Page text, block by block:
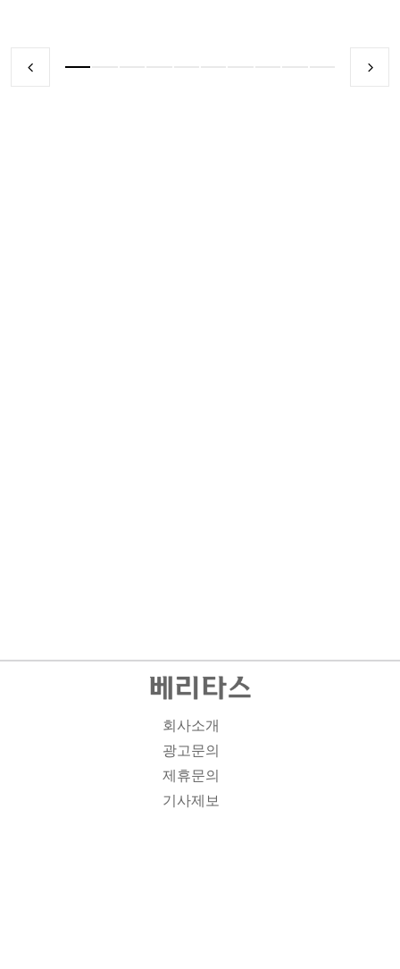
회사소개
광고문의
제휴문의
기사제보